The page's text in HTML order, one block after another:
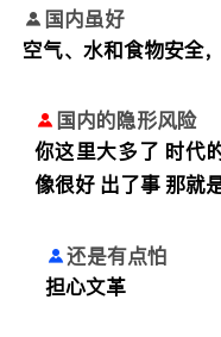
国内虽好
空气、水和食物安全
国内的隐形风险
你这里大多了 时代
像很好 出了事 那就
还是有点怕
担心文革